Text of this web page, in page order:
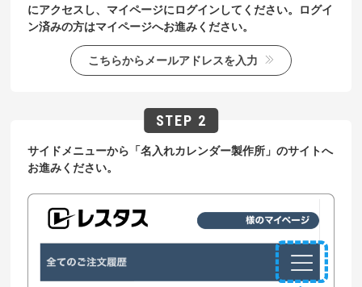
にアクセスし、マイページにログインしてください。ログイ
ン済みの方はマイページへお進みください。
こちらからメールアドレスを入力
サイドメニューから「名入れカレンダー製作所」のサイトへ
お進みください。